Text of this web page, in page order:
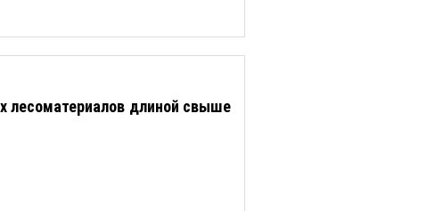
лесоматериалов длиной свыше